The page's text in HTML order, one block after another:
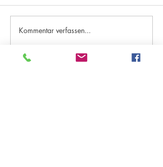
Kommentar verfassen...